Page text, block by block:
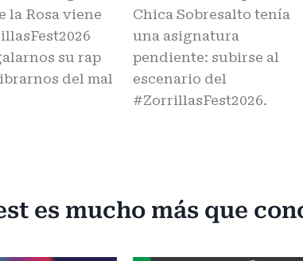
la Rosa viene
su rap
del mal
Chica Sobresalto tenía
una asignatura
pendiente: subirse al
escenario del
#ZorrillasFest2026.
es mucho más que